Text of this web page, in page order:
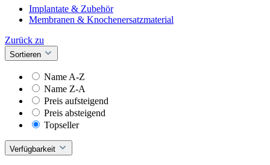
Implantate & Zubehör
Membranen & Knochenersatzmaterial
Zurück zu
Sortieren
Name A-Z
Name Z-A
Preis aufsteigend
Preis absteigend
Topseller
Verfügbarkeit